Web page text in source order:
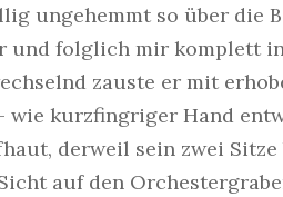
ungehemmt so über die
und folglich mir komplett
zauste er mit
wie kurzfingriger Hand
derweil sein zwei
auf den